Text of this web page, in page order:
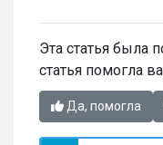
Эта статья была
статья помогла
Да, помогла